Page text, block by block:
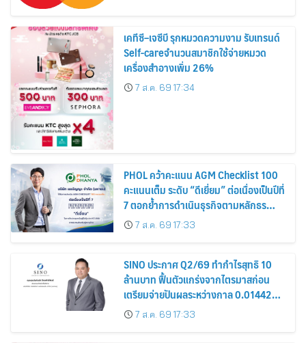
เคทีซี–เจซีบี รุกหมวดความงาม รับเทรนด์
Self-careจำนวนสมาชิกใช้จ่ายหมวด
เครื่องสำอางเพิ่ม 26%
7 ส.ค. 69 17:34
PHOL คว้าคะแนน AGM Checklist 100
คะแนนเต็ม ระดับ “ดีเยี่ยม” ต่อเนื่องเป็นปีที่
7 ตอกย้ำการดำเนินธุรกิจตามหลักธร
รมาภิบาล โปร่งใส สร้างความเชื่อมั่นผู้ถือ
หุ้น
7 ส.ค. 69 17:33
SINO ประกาศ Q2/69 ทำกำไรสุทธิ 10
ล้านบาท ฟื้นตัวแกร่งจากไตรมาสก่อน
เตรียมจ่ายปันผลระหว่างกาล 0.014423
บาทต่อหุ้น ครึ่งปีหลังมุ่งเติบโตต่อเนื่อง
7 ส.ค. 69 17:33